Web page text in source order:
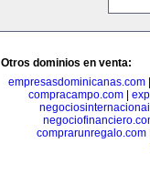
Otros dominios en venta:
empresasdominicanas.com|
compracampo.com|
comprarunregalo.com|